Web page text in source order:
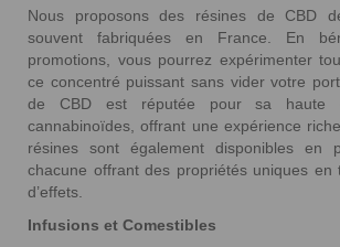
Nous proposons des résines de CBD
souvent fabriquées en France. En
promotions, vous pourrez expérimenter
ce concentré puissant sans vider votre
de CBD est réputée pour sa haute
cannabinoïdes, offrant une expérience
résines sont également disponibles en
chacune offrant des propriétés uniques
d’effets.
Infusions et Comestibles